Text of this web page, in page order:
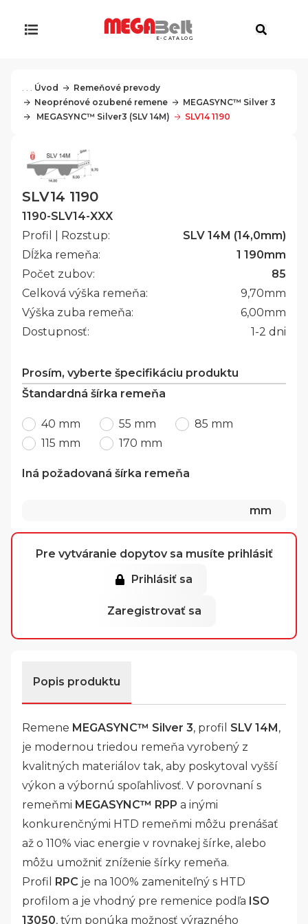
E-CATALOG
. . . Úvod
Remeňové prevody
Neoprénové ozubené remene
MEGASYNC™ Silver 3
MEGASYNC™ Silver3 (SLV 14M)
SLV14 1190
SLV14 1190
1190-SLV14-XXX
Profil | Rozstup:
SLV 14M (14,0mm)
Dĺžka remeňa:
1 190mm
Počet zubov:
85
Celková výška remeňa:
9,70mm
Výška zuba remeňa:
6,00mm
Dostupnosť:
1-2 dni
Prosím, vyberte špecifikáciu produktu
Štandardná šírka remeňa
40 mm 55 mm
85 mm
115 mm
170 mm
Iná požadovaná šírka remeňa
mm
Pre vytváranie dopytov sa musíte prihlásiť
Prihlásiť sa
Zaregistrovať sa
Popis produktu
Remene MEGASYNC™ Silver 3, profil SLV 14M ,
je modernou triedou remeňa vyrobený z
kvalitných materiálov tak, aby poskytoval vyšší
výkon a výbornú spoľahlivosť. V porovnaní s
remeňmi MEGASYNC™ RPP a inými
konkurenčnými HTD remeňmi môžu prenášať
až o 110% viac energie v rovnakej šírke, alebo
môžu umožniť zníženie šírky remeňa.
Profil
RPC je na 100% zameniteľný s HTD
profilom a je vhodný pre remenice podľa ISO
13050, tým ponúka možnosť výrazného